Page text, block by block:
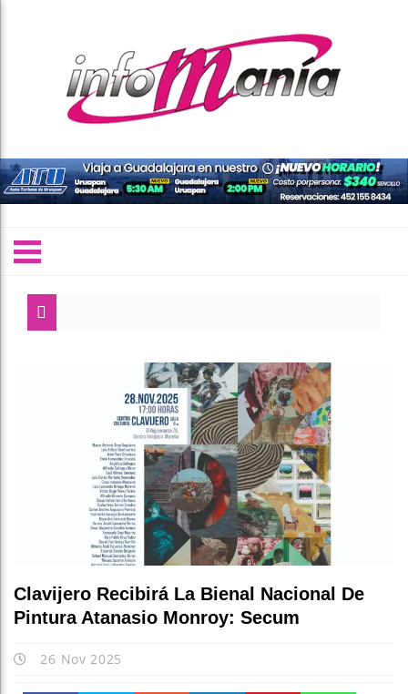
Clavijero Recibirá La Bienal Nacional De
Pintura Atanasio Monroy: Secum
26 Nov 2025